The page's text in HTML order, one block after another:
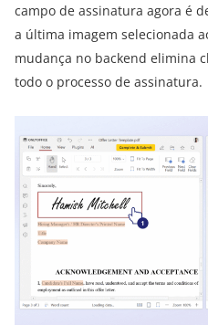
campo de assinatura agora é
a última imagem selecionada
mudança no backend elimina
todo o processo de assinatura.